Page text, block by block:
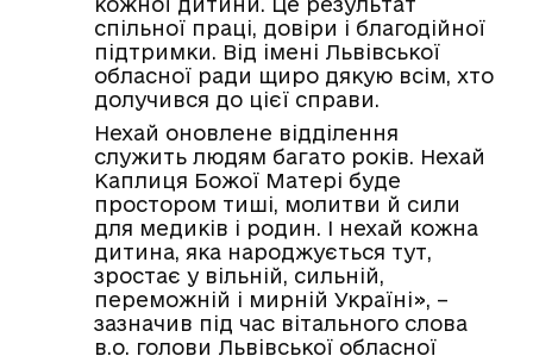
спільної праці, довіри і благодійної
підтримки. Від імені Львівської
обласної ради щиро дякую всім, хто
долучився до цієї справи.
Нехай оновлене відділення
служить людям багато років. Нехай
Каплиця Божої Матері буде
простором тиші, молитви й сили
для медиків і родин. І нехай кожна
дитина, яка народжується тут,
зростає у вільній, сильній,
переможній і мирній Україні», –
зазначив під час вітального слова
в.о. голови Львівської обласної